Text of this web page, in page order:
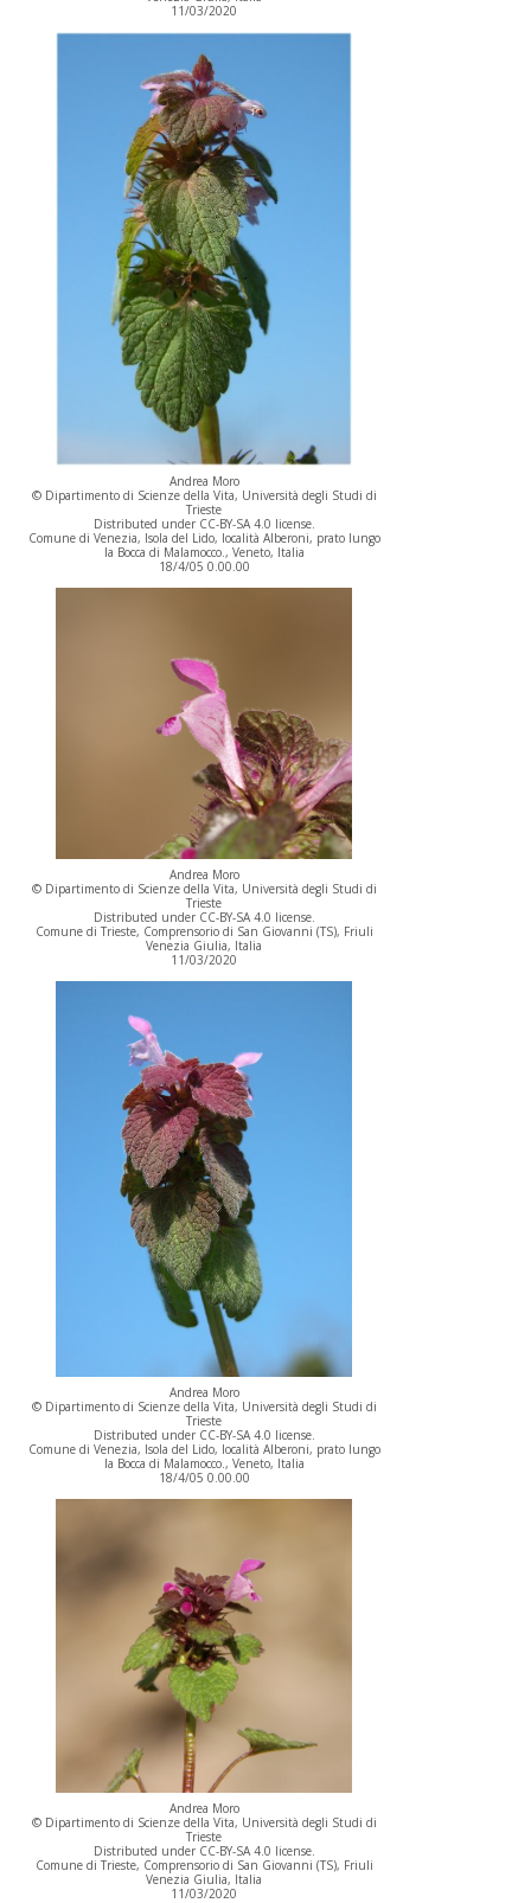
11/03/2020
Andrea Moro
© Dipartimento di Scienze della Vita, Università degli Studi di
Trieste
Distributed under CC-BY-SA 4.0 license.
Comune di Venezia, Isola del Lido, località Alberoni, prato lungo
la Bocca di Malamocco., Veneto, Italia
18/4/05 0.00.00
Andrea Moro
© Dipartimento di Scienze della Vita, Università degli Studi di
Trieste
Distributed under CC-BY-SA 4.0 license.
Comune di Trieste, Comprensorio di San Giovanni (TS), Friuli
Venezia Giulia, Italia
11/03/2020
Andrea Moro
© Dipartimento di Scienze della Vita, Università degli Studi di
Trieste
Distributed under CC-BY-SA 4.0 license.
Comune di Venezia, Isola del Lido, località Alberoni, prato lungo
la Bocca di Malamocco., Veneto, Italia
18/4/05 0.00.00
Andrea Moro
© Dipartimento di Scienze della Vita, Università degli Studi di
Trieste
Distributed under CC-BY-SA 4.0 license.
Comune di Trieste, Comprensorio di San Giovanni (TS), Friuli
Venezia Giulia, Italia
11/03/2020